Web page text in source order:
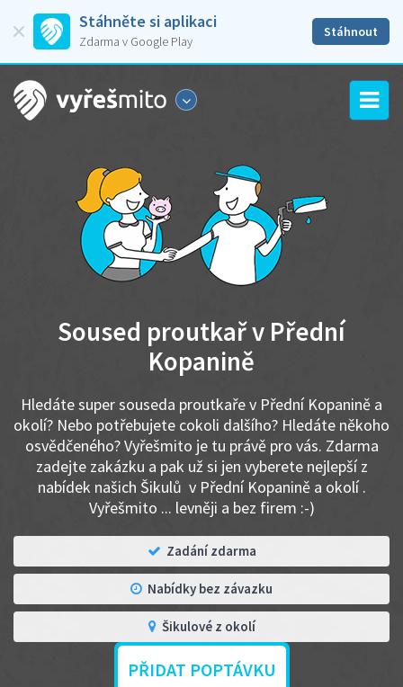
Stáhněte si aplikaci
Zdarma v Google Play
Stáhnout
Soused proutkař v Přední
Kopanině
Hledáte super souseda proutkaře v Přední Kopanině a
okolí? Nebo potřebujete cokoli dalšího? Hledáte někoho
osvědčeného? Vyřešmito je tu právě pro vás. Zdarma
zadejte zakázku a pak už si jen vyberete nejlepší z
nabídek našich Šikulů v Přední Kopanině a okolí .
Vyřešmito ... levněji a bez firem :-)
Zadání zdarma
Nabídky bez závazku
Šikulové z okolí
PŘIDAT POPTÁVKU